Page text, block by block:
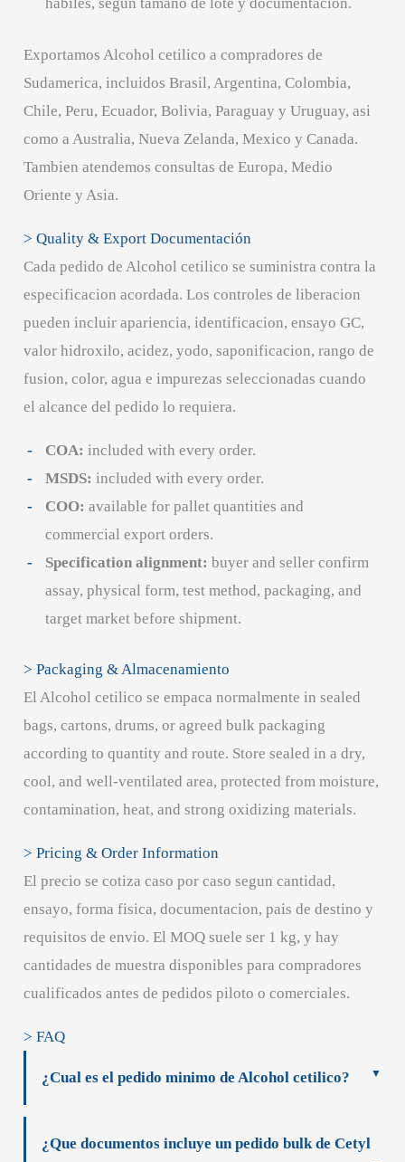
Exportamos Alcohol cetilico a compradores de
Sudamerica, incluidos Brasil, Argentina, Colombia,
Chile, Peru, Ecuador, Bolivia, Paraguay y Uruguay, asi
como a Australia, Nueva Zelanda, Mexico y Canada.
Tambien atendemos consultas de Europa, Medio
Oriente y Asia.
> Quality & Export Documentación
Cada pedido de Alcohol cetilico se suministra contra la
especificacion acordada. Los controles de liberacion
pueden incluir apariencia, identificacion, ensayo GC,
valor hidroxilo, acidez, yodo, saponificacion, rango de
fusion, color, agua e impurezas seleccionadas cuando
el alcance del pedido lo requiera.
COA: included with every order.
MSDS: included with every order.
COO: available for pallet quantities and
commercial export orders.
Specification alignment: buyer and seller confirm
assay, physical form, test method, packaging, and
target market before shipment.
> Packaging & Almacenamiento
El Alcohol cetilico se empaca normalmente in sealed
bags, cartons, drums, or agreed bulk packaging
according to quantity and route. Store sealed in a dry,
cool, and well-ventilated area, protected from moisture,
contamination, heat, and strong oxidizing materials.
> Pricing & Order Information
El precio se cotiza caso por caso segun cantidad,
ensayo, forma fisica, documentacion, pais de destino y
requisitos de envio. El MOQ suele ser 1 kg, y hay
cantidades de muestra disponibles para compradores
cualificados antes de pedidos piloto o comerciales.
> FAQ
¿Cual es el pedido minimo de Alcohol cetilico?
¿Que documentos incluye un pedido bulk de Cetyl